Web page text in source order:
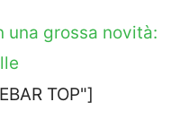
una grossa novità:
TOP"]